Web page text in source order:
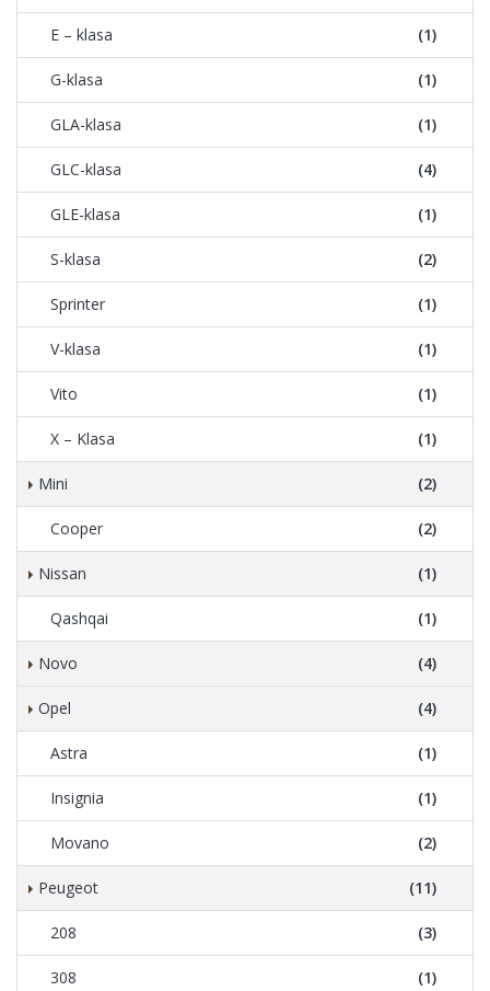
E – klasa (1)
G-klasa (1)
GLA-klasa (1)
GLC-klasa (4)
GLE-klasa (1)
S-klasa (2)
Sprinter (1)
V-klasa (1)
Vito (1)
X – Klasa (1)
Mini (2)
Cooper (2)
Nissan (1)
Qashqai (1)
Novo (4)
Opel (4)
Astra (1)
Insignia (1)
Movano (2)
Peugeot (11)
208 (3)
308 (1)